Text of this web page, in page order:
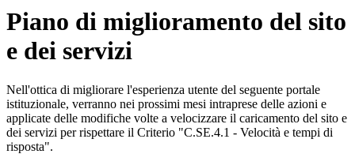
Piano di miglioramento del sito
e dei servizi
Nell'ottica di migliorare l'esperienza utente del seguente portale
istituzionale, verranno nei prossimi mesi intraprese delle azioni e
applicate delle modifiche volte a velocizzare il caricamento del sito e
dei servizi per rispettare il Criterio "C.SE.4.1 - Velocità e tempi di
risposta".